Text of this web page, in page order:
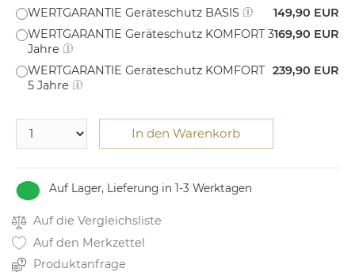
Auf Lager, Lieferung in 1-3 Werktagen
WERTGARANTIE Geräteschutz BASIS
149,90 EUR
WERTGARANTIE Geräteschutz KOMFORT 3
Jahre
169,90 EUR
WERTGARANTIE Geräteschutz KOMFORT
5 Jahre
239,90 EUR
In den Warenkorb
Auf die Vergleichsliste
Auf den Merkzettel
Produktanfrage